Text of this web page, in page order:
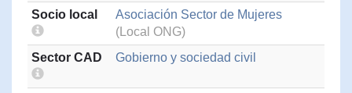
Socio local
Asociación Sector de Mujeres
(Local ONG)
Sector CAD
Gobierno y sociedad civil